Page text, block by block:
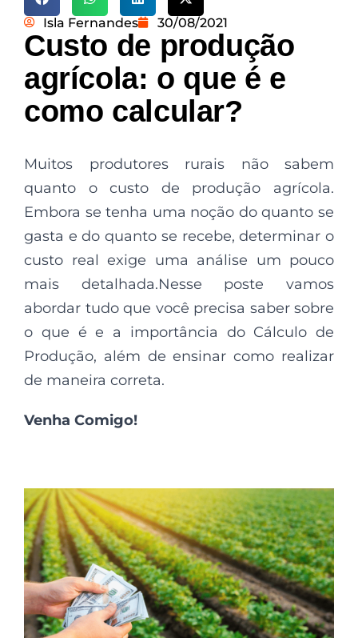
Isla Fernandes 30/08/2021
Custo de produção
agrícola: o que é e
como calcular?
Muitos produtores rurais não sabem
quanto o custo de produção agrícola.
Embora se tenha uma noção do quanto se
gasta e do quanto se recebe, determinar o
custo real exige uma análise um pouco
mais detalhada.Nesse poste vamos
abordar tudo que você precisa saber sobre
o que é e a importância do Cálculo de
Produção, além de ensinar como realizar
de maneira correta.
Venha Comigo!